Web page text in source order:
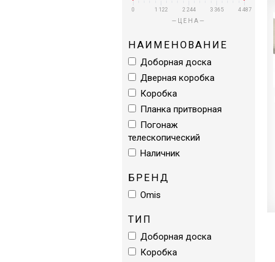
0 1 122 2 244 3 365 4 487
ЦЕНА
НАИМЕНОВАНИЕ
Доборная доска
Дверная коробка
Коробка
Планка притворная
Погонаж
телескопический
Наличник
БРЕНД
Omis
ТИП
Доборная доска
Коробка